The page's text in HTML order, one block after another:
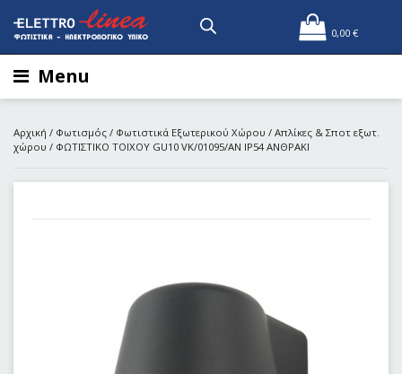
0,00 €
Menu
Αρχική / Φωτισμός / Φωτιστικά Εξωτερικού Χώρου / Απλίκες & Σποτ εξωτ.
χώρου / ΦΩΤΙΣΤΙΚΟ TOIXOY GU10 VK/01095/AN IP54 ΑΝΘΡΑΚΙ